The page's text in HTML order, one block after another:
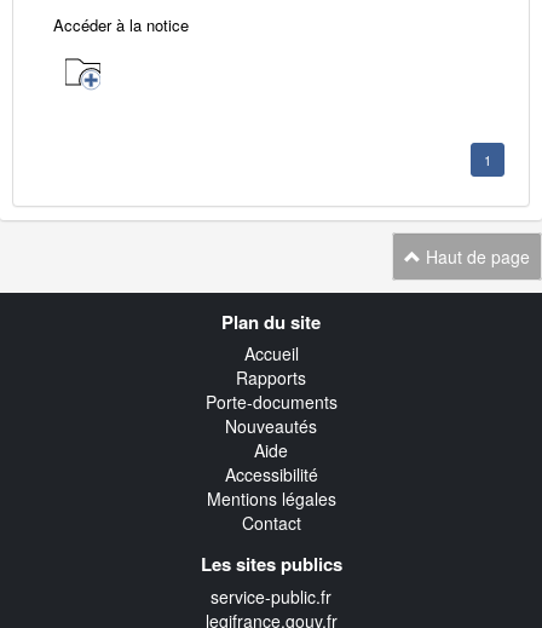
Accéder à la notice
1
Haut de page
Plan du site
Accueil
Rapports
Porte-documents
Nouveautés
Aide
Accessibilité
Mentions légales
Contact
Les sites publics
service-public.fr
legifrance.gouv.fr